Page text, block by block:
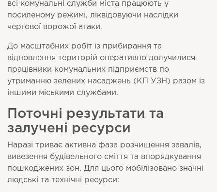
всі комунальні служби міста працюють у
посиленому режимі, ліквідовуючи наслідки
чергової ворожої атаки.
До масштабних робіт із прибирання та
відновлення територій оперативно долучилися
працівники комунальних підприємств по
утриманню зелених насаджень (КП УЗН) разом із
іншими міськими службами.
Поточні результати та
залучені ресурси
Наразі триває активна фаза розчищення завалів,
вивезення будівельного сміття та впорядкування
пошкоджених зон. Для цього мобілізовано значні
людські та технічні ресурси: